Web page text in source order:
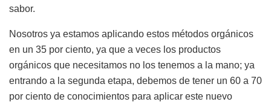
sabor.
Nosotros ya estamos aplicando estos métodos orgánicos
en un 35 por ciento, ya que a veces los productos
orgánicos que necesitamos no los tenemos a la mano; ya
entrando a la segunda etapa, debemos de tener un 60 a 70
por ciento de conocimientos para aplicar este nuevo